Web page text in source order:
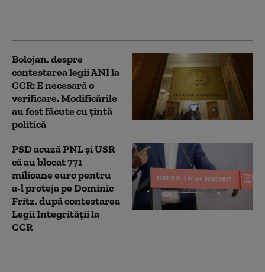
Bolojan, despre
contestarea legii ANI la
CCR: E necesară o
verificare. Modificările
au fost făcute cu țintă
politică
PSD acuză PNL şi USR
că au blocat 771
milioane euro pentru
a-l proteja pe Dominic
Fritz, după contestarea
Legii Integrității la
CCR